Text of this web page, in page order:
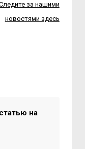
за нашими
новостями здесь
на